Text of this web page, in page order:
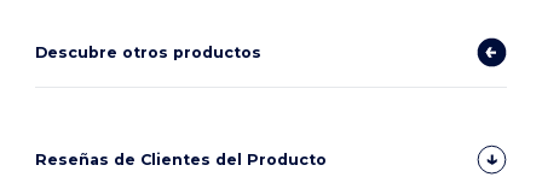
Descubre otros productos
Reseñas de Clientes del Producto